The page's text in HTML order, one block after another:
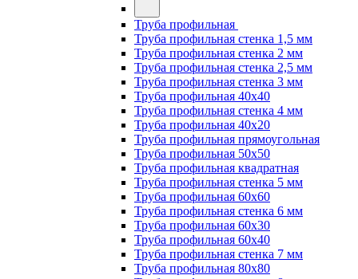
Труба профильная
Труба профильная стенка 1,5 мм
Труба профильная стенка 2 мм
Труба профильная стенка 2,5 мм
Труба профильная стенка 3 мм
Труба профильная 40х40
Труба профильная стенка 4 мм
Труба профильная 40х20
Труба профильная прямоугольная
Труба профильная 50х50
Труба профильная квадратная
Труба профильная стенка 5 мм
Труба профильная 60х60
Труба профильная стенка 6 мм
Труба профильная 60х30
Труба профильная 60х40
Труба профильная стенка 7 мм
Труба профильная 80х80